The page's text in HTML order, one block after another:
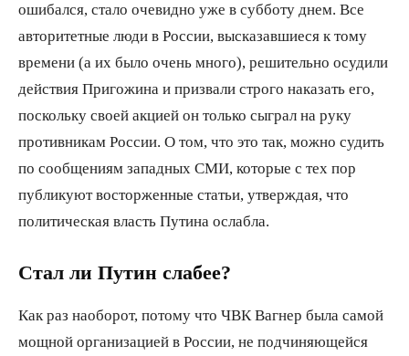
ошибался, стало очевидно уже в субботу днем. Все
авторитетные люди в России, высказавшиеся к тому
времени (а их было очень много), решительно осудили
действия Пригожина и призвали строго наказать его,
поскольку своей акцией он только сыграл на руку
противникам России. О том, что это так, можно судить
по сообщениям западных СМИ, которые с тех пор
публикуют восторженные статьи, утверждая, что
политическая власть Путина ослабла.
Стал ли Путин слабее?
Как раз наоборот, потому что ЧВК Вагнер была самой
мощной организацией в России, не подчиняющейся